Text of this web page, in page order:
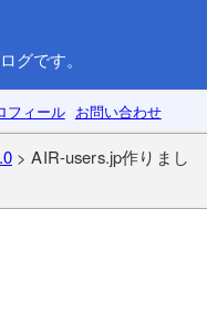
グです。
フィール お問い合わせ
> AIR-users.jp作りまし